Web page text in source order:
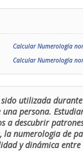
Calcular Numerología
Calcular Numerología
utilizada
persona.
a descubrir
la numerologia de
y dinámica entre